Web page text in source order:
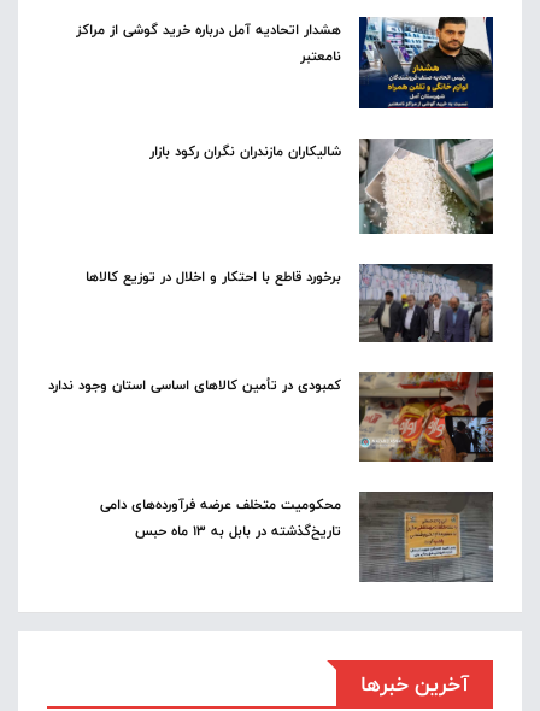
هشدار اتحادیه آمل درباره خرید گوشی از مراکز
نامعتبر
شالیکاران مازندران نگران رکود بازار
برخورد قاطع با احتکار و اخلال در توزیع کالاها
کمبودی در تأمین کالاهای اساسی استان وجود ندارد
محکومیت متخلف عرضه فرآورده‌های دامی
تاریخ‌گذشته در بابل به ۱۳ ماه حبس
آخرین خبرها